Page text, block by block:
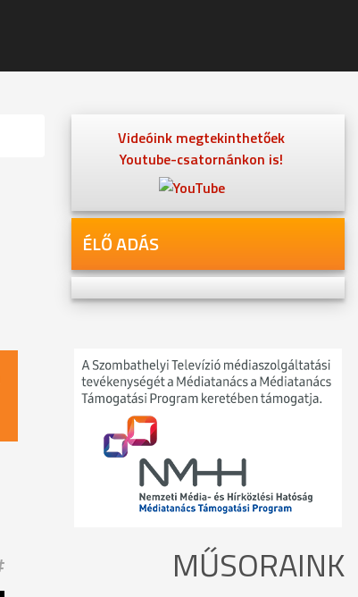
Videóink megtekinthetőek
Youtube-csatornánkon is!
ÉLŐ ADÁS
MŰSORAINK